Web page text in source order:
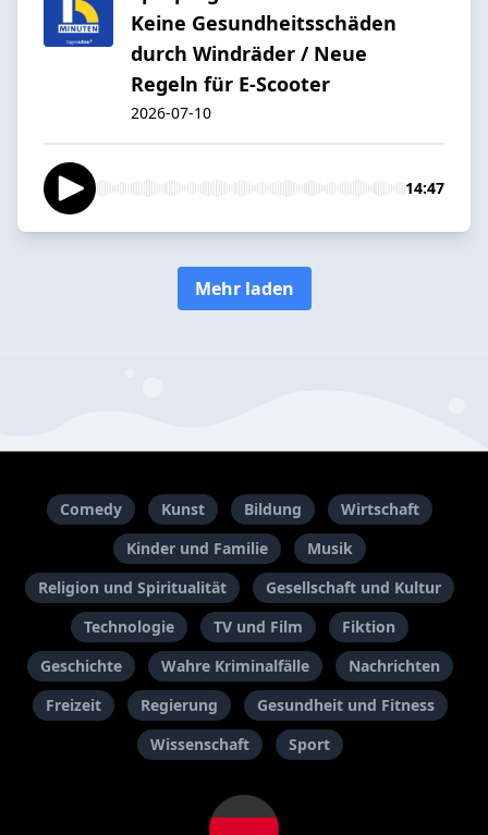
Keine Gesundheitsschäden
durch Windräder / Neue
Regeln für E-Scooter
2026-07-10
14:47
Mehr laden
Comedy Kunst Bildung
Wirtschaft
Kinder und Familie
Musik
Religion und Spiritualität
Gesellschaft und Kultur
Technologie
TV und Film
Fiktion
Geschichte
Wahre Kriminalfälle
Nachrichten
Freizeit
Regierung
Gesundheit und Fitness
Wissenschaft
Sport